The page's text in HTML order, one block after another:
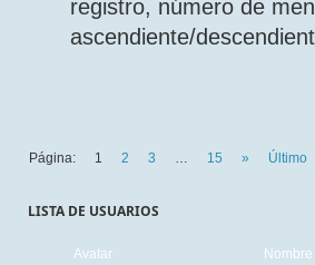
registro, número de
ascendiente/
Página: 1 2 3 … 15 » Último
LISTA DE USUARIOS
Avatar